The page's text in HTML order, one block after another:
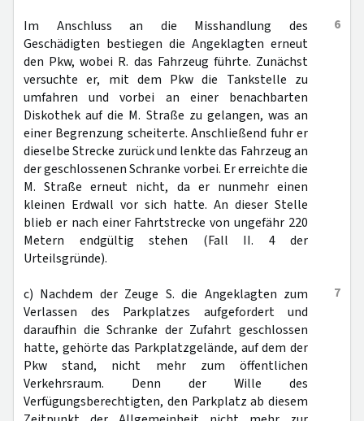
6
Im Anschluss an die Misshandlung des
Geschädigten bestiegen die Angeklagten erneut
den Pkw, wobei R. das Fahrzeug führte. Zunächst
versuchte er, mit dem Pkw die Tankstelle zu
umfahren und vorbei an einer benachbarten
Diskothek auf die M. Straße zu gelangen, was an
einer Begrenzung scheiterte. Anschließend fuhr er
dieselbe Strecke zurück und lenkte das Fahrzeug an
der geschlossenen Schranke vorbei. Er erreichte die
M. Straße erneut nicht, da er nunmehr einen
kleinen Erdwall vor sich hatte. An dieser Stelle
blieb er nach einer Fahrtstrecke von ungefähr 220
Metern endgültig stehen (Fall II. 4 der
Urteilsgründe).
7
c) Nachdem der Zeuge S. die Angeklagten zum
Verlassen des Parkplatzes aufgefordert und
daraufhin die Schranke der Zufahrt geschlossen
hatte, gehörte das Parkplatzgelände, auf dem der
Pkw stand, nicht mehr zum öffentlichen
Verkehrsraum. Denn der Wille des
Verfügungsberechtigten, den Parkplatz ab diesem